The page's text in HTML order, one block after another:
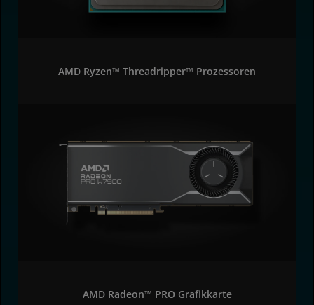
AMD Ryzen™ Threadripper™ Prozessoren
AMD Radeon™ PRO Grafikkarte